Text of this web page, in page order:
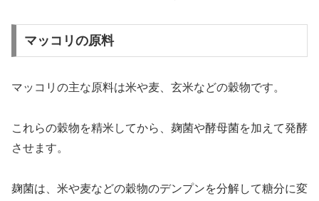
マッコリの原料
マッコリの主な原料は米や麦、玄米などの穀物です。
これらの穀物を精米してから、麹菌や酵母菌を加えて発酵
させます。
麹菌は、米や麦などの穀物のデンプンを分解して糖分に変